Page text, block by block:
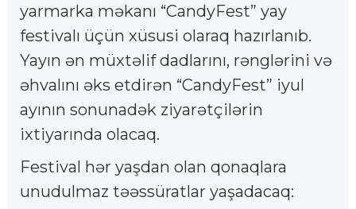
yarmarka məkanı “CandyFest” yay
festivalı üçün xüsusi olaraq hazırlanıb.
Yayın ən müxtəlif dadlarını, rənglərini və
əhvalını əks etdirən “CandyFest” iyul
ayının sonunadək ziyarətçilərin
ixtiyarında olacaq.
Festival hər yaşdan olan qonaqlara
unudulmaz təəssüratlar yaşadacaq: